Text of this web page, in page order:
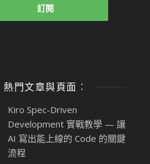
熱門文章與頁面︰
Kiro Spec-Driven
Development 實戰教學 — 讓
AI 寫出能上線的 Code 的關鍵
流程